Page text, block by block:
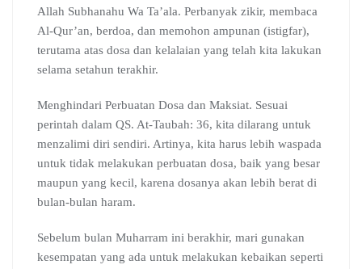
Allah Subhanahu Wa Ta’ala. Perbanyak zikir, membaca
Al-Qur’an, berdoa, dan memohon ampunan (istigfar),
terutama atas dosa dan kelalaian yang telah kita lakukan
selama setahun terakhir.
Menghindari Perbuatan Dosa dan Maksiat. Sesuai
perintah dalam QS. At-Taubah: 36, kita dilarang untuk
menzalimi diri sendiri. Artinya, kita harus lebih waspada
untuk tidak melakukan perbuatan dosa, baik yang besar
maupun yang kecil, karena dosanya akan lebih berat di
bulan-bulan haram.
Sebelum bulan Muharram ini berakhir, mari gunakan
kesempatan yang ada untuk melakukan kebaikan seperti